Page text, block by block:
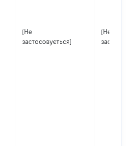
[Не
застосовується]
[Не